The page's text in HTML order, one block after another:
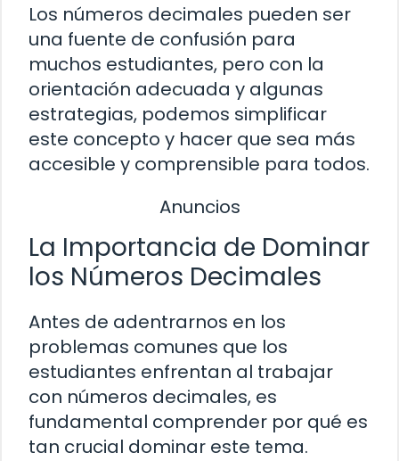
Los números decimales pueden ser
una fuente de confusión para
muchos estudiantes, pero con la
orientación adecuada y algunas
estrategias, podemos simplificar
este concepto y hacer que sea más
accesible y comprensible para todos.
Anuncios
La Importancia de Dominar
los Números Decimales
Antes de adentrarnos en los
problemas comunes que los
estudiantes enfrentan al trabajar
con números decimales, es
fundamental comprender por qué es
tan crucial dominar este tema.